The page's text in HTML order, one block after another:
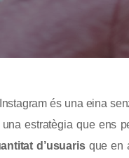
és una eina
una estratègia que ens
d’usuarisque en